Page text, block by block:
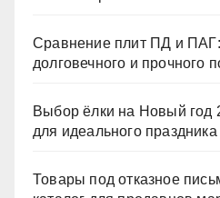
Сравнение плит ПД и ПАГ:
долговечного и прочного
Выбор ёлки на Новый год
для идеального праздника
Товары под отказное